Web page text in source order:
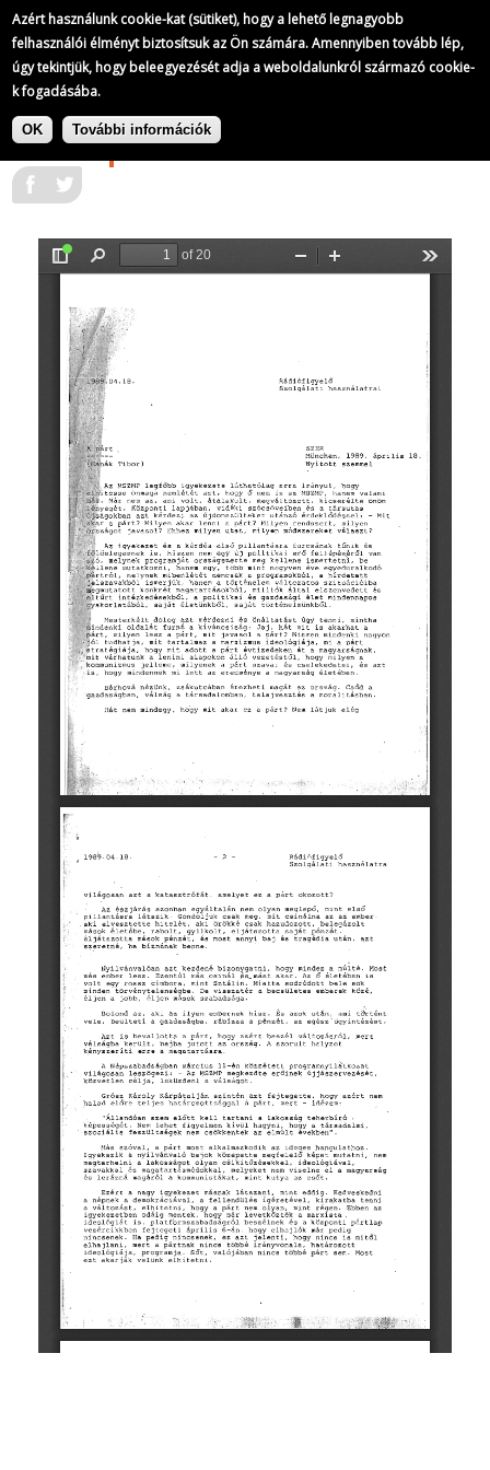
Azért használunk cookie-kat (sütiket), hogy a lehető legnagyobb
felhasználói élményt biztosítsuk az Ön számára. Amennyiben tovább lép,
úgy tekintjük, hogy beleegyezését adja a weboldalunkról származó cookie-
k fogadásába.
OK További információk
Ugrás
107/321
A Szabad Európa Rádió adásainak
átirata|1989-04-18